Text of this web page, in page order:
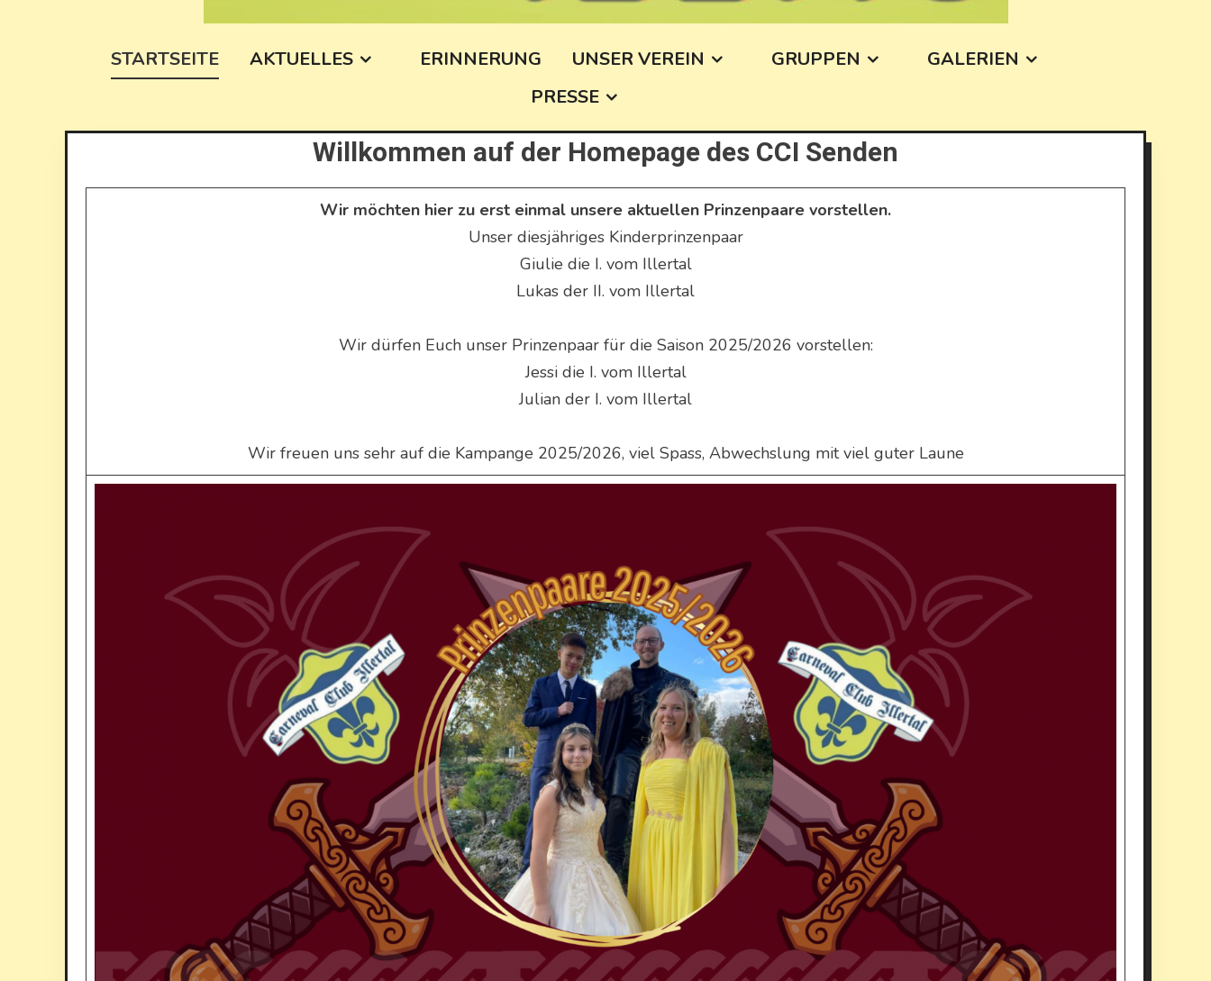
CCI Senden
STARTSEITE AKTUELLES ERINNERUNG UNSER VEREIN GRUPPEN
GALERIEN
PRESSE
Willkommen auf der Homepage des CCI Senden
Wir möchten hier zu erst einmal unsere aktuellen Prinzenpaare vorstellen.
Unser diesjähriges Kinderprinzenpaar
Giulie die I. vom Illertal
Lukas der II. vom Illertal
Wir dürfen Euch unser Prinzenpaar für die Saison 2025/2026 vorstellen:
Jessi die I. vom Illertal
Julian der I. vom Illertal
Wir freuen uns sehr auf die Kampange 2025/2026, viel Spass, Abwechslung mit viel guter Laune